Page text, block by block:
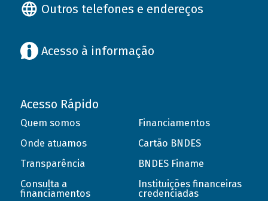
Outros telefones e endereços
Acesso à informação
Acesso Rápido
Quem somos
Onde atuamos
Transparência
Consulta a
financiamentos
Financiamentos
Cartão BNDES
BNDES Finame
Instituições financeiras
credenciadas